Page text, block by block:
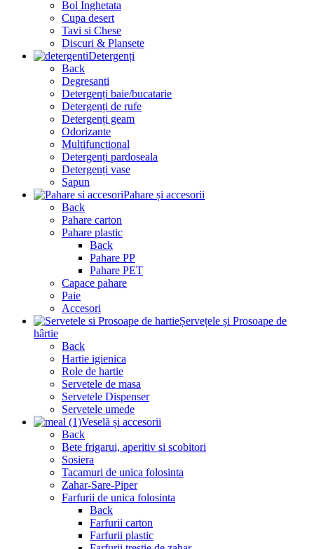
Bol Inghetata
Cupa desert
Tavi si Chese
Discuri & Plansete
Detergenți
Back
Degresanti
Detergenți baie/bucatarie
Detergenți de rufe
Detergenți geam
Odorizante
Multifunctional
Detergenți pardoseala
Detergenți vase
Sapun
Pahare și accesorii
Back
Pahare carton
Pahare plastic
Back
Pahare PP
Pahare PET
Capace pahare
Paie
Accesori
Șervețele și Prosoape de
hârtie
Back
Hartie igienica
Role de hartie
Servetele de masa
Servetele Dispenser
Servetele umede
Veselă și accesorii
Back
Bete frigarui, aperitiv si scobitori
Sosiera
Tacamuri de unica folosinta
Zahar-Sare-Piper
Farfurii de unica folosinta
Back
Farfurii carton
Farfurii plastic